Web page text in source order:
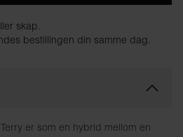
skap.
bestillingen din samme dag.
er som en hybrid mellom en